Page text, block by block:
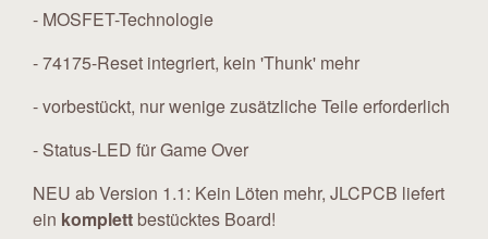
- MOSFET-Technologie
- 74175-Reset integriert, kein 'Thunk' mehr
- vorbestückt, nur wenige zusätzliche Teile erforderlich
- Status-LED für Game Over
NEU ab Version 1.1: Kein Löten mehr, JLCPCB liefert
ein komplett bestücktes Board!